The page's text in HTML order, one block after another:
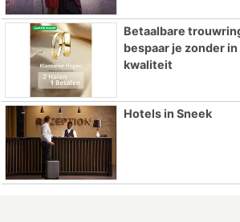
Betaalbare
bespaar je zonder
kwaliteit
Hotels in Sneek